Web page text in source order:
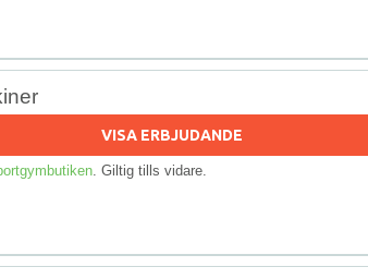
VISA ERBJUDANDE
. Giltig tills vidare.